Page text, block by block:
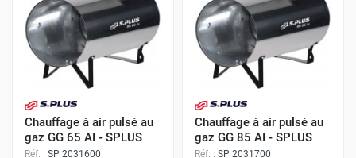
Chauffage à air pulsé au
gaz GG 65 AI - SPLUS
Réf. : SP 2031600
Chauffage à air pulsé au
gaz GG 85 AI - SPLUS
Réf. : SP 2031700